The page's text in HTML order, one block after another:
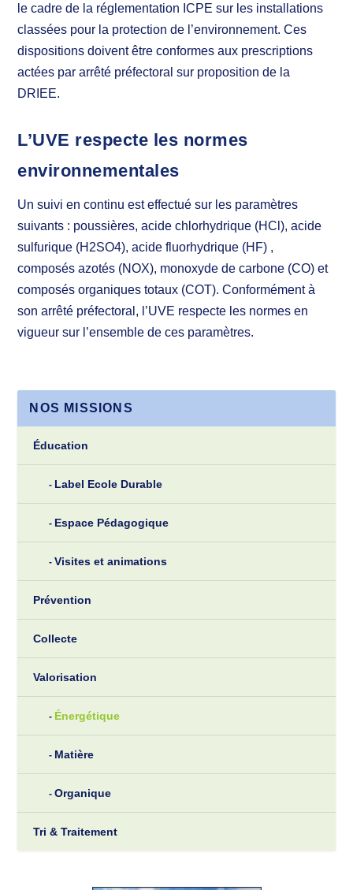
le cadre de la réglementation ICPE sur les installations
classées pour la protection de l’environnement. Ces
dispositions doivent être conformes aux prescriptions
actées par arrêté préfectoral sur proposition de la
DRIEE.
L’UVE respecte les normes
environnementales
Un suivi en continu est effectué sur les paramètres
suivants : poussières, acide chlorhydrique (HCl), acide
sulfurique (H2SO4), acide fluorhydrique (HF) ,
composés azotés (NOX), monoxyde de carbone (CO) et
composés organiques totaux (COT). Conformément à
son arrêté préfectoral, l’UVE respecte les normes en
vigueur sur l’ensemble de ces paramètres.
NOS MISSIONS
Éducation
Label Ecole Durable
Espace Pédagogique
Visites et animations
Prévention
Collecte
Valorisation
Énergétique
Matière
Organique
Tri & Traitement